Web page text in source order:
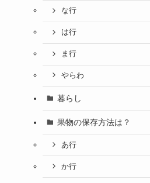
な行
は行
ま行
やらわ
暮らし
果物の保存方法は？
あ行
か行